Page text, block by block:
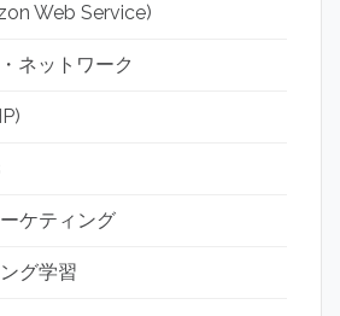
Web Service)
ネットワーク
ケティング
グ学習